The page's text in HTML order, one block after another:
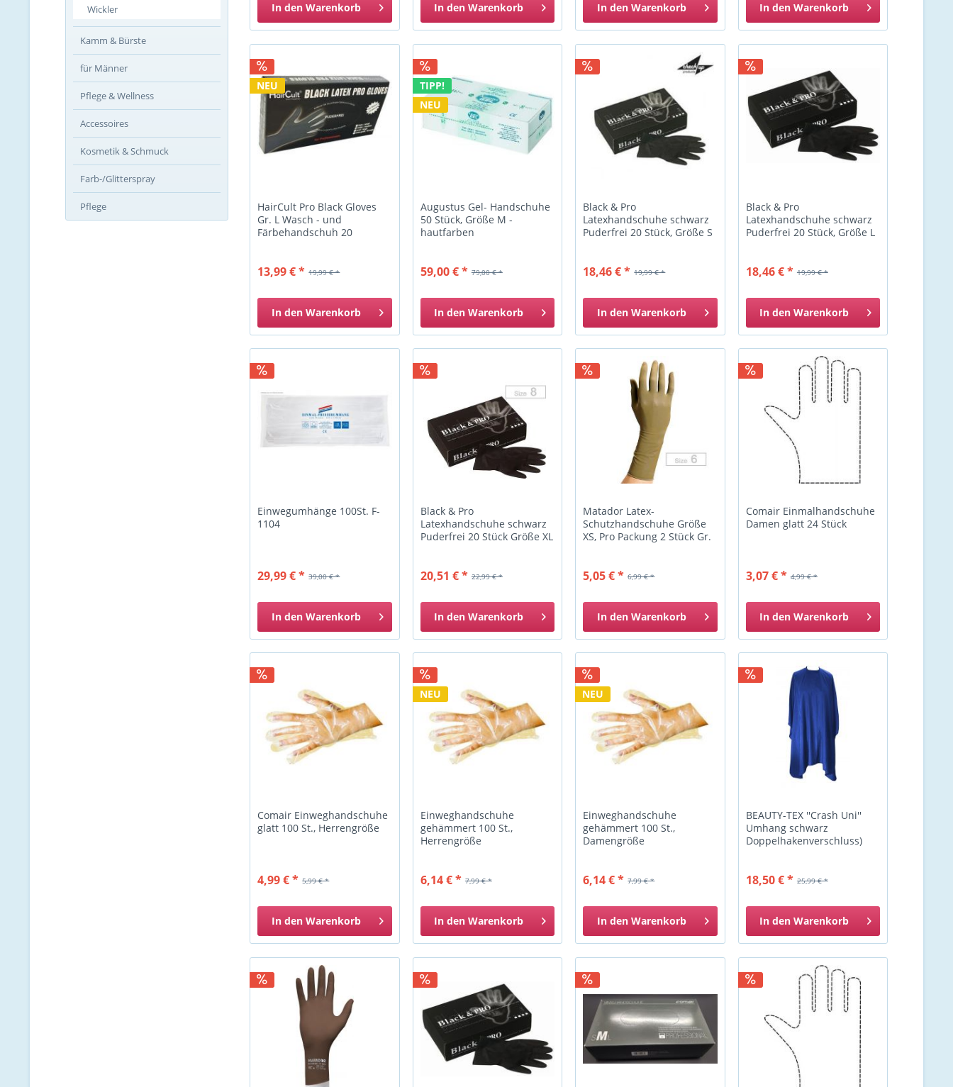
Wickler
Kamm & Bürste
für Männer
Pflege & Wellness
Accessoires
Kosmetik & Schmuck
Farb-/Glitterspray
Pflege
In den Warenkorb In den Warenkorb In den Warenkorb In den Warenkorb
NEU
HairCult Pro Black Gloves
Gr. L Wasch - und
Färbehandschuh 20
19,99 € *
13,99 € *
In den Warenkorb
TIPP!
NEU
Augustus Gel- Handschuhe
50 Stück, Größe M -
hautfarben
79,00 € *
59,00 € *
In den Warenkorb
Black & Pro
Latexhandschuhe schwarz
Puderfrei 20 Stück, Größe S
19,99 € *
18,46 € *
In den Warenkorb
Black & Pro
Latexhandschuhe schwarz
Puderfrei 20 Stück, Größe L
19,99 € *
18,46 € *
In den Warenkorb
Einwegumhänge 100St. F-
1104
39,00 € *
29,99 € *
In den Warenkorb
Black & Pro
Latexhandschuhe schwarz
Puderfrei 20 Stück Größe XL
22,99 € *
20,51 € *
In den Warenkorb
Matador Latex-
Schutzhandschuhe Größe
XS, Pro Packung 2 Stück Gr.
6,99 € *
5,05 € *
In den Warenkorb
Comair Einmalhandschuhe
Damen glatt 24 Stück
4,99 € *
3,07 € *
In den Warenkorb
Comair Einweghandschuhe
glatt 100 St., Herrengröße
5,99 € *
4,99 € *
In den Warenkorb
NEU
Einweghandschuhe
gehämmert 100 St.,
Herrengröße
7,99 € *
6,14 € *
In den Warenkorb
NEU
Einweghandschuhe
gehämmert 100 St.,
Damengröße
7,99 € *
6,14 € *
In den Warenkorb
BEAUTY-TEX ''Crash Uni''
Umhang schwarz
Doppelhakenverschluss)
25,99 € *
18,50 € *
In den Warenkorb